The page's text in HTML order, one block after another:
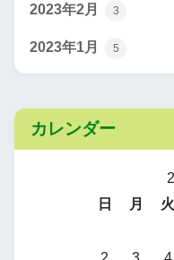
2023年2月 3
2023年1月 5
カレンダー
日
月 火